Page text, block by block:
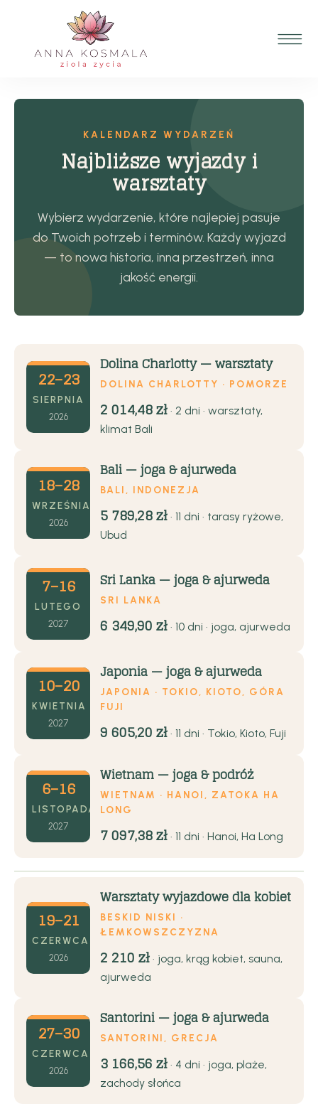
KALENDARZ WYDARZEŃ
Najbliższe wyjazdy i
warsztaty
Wybierz wydarzenie, które najlepiej pasuje
do Twoich potrzeb i terminów. Każdy wyjazd
— to nowa historia, inna przestrzeń, inna
jakość energii.
22–23
SIERPNIA
2026
Dolina Charlotty — warsztaty
DOLINA CHARLOTTY · POMORZE
2 014,48 zł · 2 dni · warsztaty,
klimat Bali
18–28
WRZEŚNIA
2026
Bali — joga & ajurweda
BALI, INDONEZJA
5 789,28 zł · 11 dni · tarasy ryżowe,
Ubud
7–16
LUTEGO
2027
Sri Lanka — joga & ajurweda
SRI LANKA
6 349,90 zł · 10 dni · joga, ajurweda
10–20
KWIETNIA
2027
Japonia — joga & ajurweda
JAPONIA · TOKIO, KIOTO, GÓRA
FUJI
9 605,20 zł · 11 dni · Tokio, Kioto, Fuji
6–16
LISTOPADA
2027
Wietnam — joga & podróż
WIETNAM · HANOI, ZATOKA HA
LONG
7 097,38 zł · 11 dni · Hanoi, Ha Long
19–21
CZERWCA
2026
Warsztaty wyjazdowe dla kobiet
BESKID NISKI ·
ŁEMKOWSZCZYZNA
2 210 zł · joga, krąg kobiet, sauna,
ajurweda
27–30
CZERWCA
2026
Santorini — joga & ajurweda
SANTORINI, GRECJA
3 166,56 zł · 4 dni · joga, plaże,
zachody słońca